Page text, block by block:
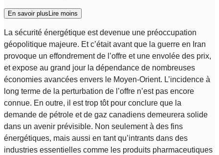
En savoir plus Lire moins
La sécurité énergétique est devenue une préoccupation
géopolitique majeure. Et c’était avant que la guerre en Iran
provoque un effondrement de l’offre et une envolée des prix,
et expose au grand jour la dépendance de nombreuses
économies avancées envers le Moyen-Orient. L’incidence à
long terme de la perturbation de l’offre n’est pas encore
connue. En outre, il est trop tôt pour conclure que la
demande de pétrole et de gaz canadiens demeurera solide
dans un avenir prévisible. Non seulement à des fins
énergétiques, mais aussi en tant qu’intrants dans des
industries essentielles comme les produits pharmaceutiques